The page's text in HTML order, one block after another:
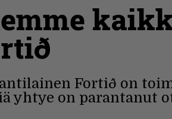
Fortið on
yhtye on parantanut